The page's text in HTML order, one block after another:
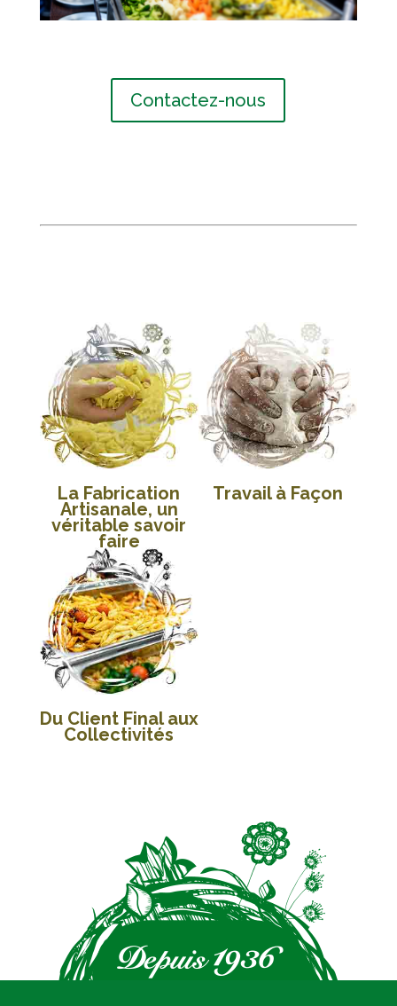
Contactez-nous
La Fabrication
Artisanale, un
véritable savoir
faire
Travail à Façon
Du Client Final aux
Collectivités